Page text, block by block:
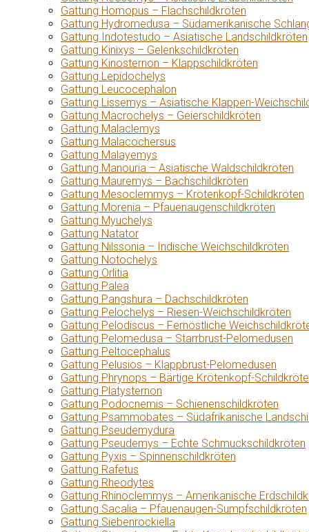
Gattung Homopus – Flachschildkröten
Gattung Hydromedusa – Südamerikanische
Gattung Indotestudo – Asiatische Landschildkröten
Gattung Kinixys – Gelenkschildkröten
Gattung Kinosternon – Klappschildkröten
Gattung Lepidochelys
Gattung Leucocephalon
Gattung Lissemys – Asiatische Klappen-
Gattung Macrochelys – Geierschildkröten
Gattung Malaclemys
Gattung Malacochersus
Gattung Malayemys
Gattung Manouria – Asiatische Waldschildkröten
Gattung Mauremys – Bachschildkröten
Gattung Mesoclemmys – Krötenkopf-Schildkröten
Gattung Morenia – Pfauenaugenschildkröten
Gattung Myuchelys
Gattung Natator
Gattung Nilssonia – Indische Weichschildkröten
Gattung Notochelys
Gattung Orlitia
Gattung Palea
Gattung Pangshura – Dachschildkröten
Gattung Pelochelys – Riesen-Weichschildkröten
Gattung Pelodiscus – Fernöstliche
Gattung Pelomedusa – Starrbrust-Pelomedusen
Gattung Peltocephalus
Gattung Pelusios – Klappbrust-Pelomedusen
Gattung Phrynops – Bärtige Krötenkopf-
Gattung Platysternon
Gattung Podocnemis – Schienenschildkröten
Gattung Psammobates – Südafrikanische
Gattung Pseudemydura
Gattung Pseudemys – Echte Schmuckschildkröten
Gattung Pyxis – Spinnenschildkröten
Gattung Rafetus
Gattung Rheodytes
Gattung Rhinoclemmys – Amerikanische
Gattung Sacalia – Pfauenaugen-Sumpfschildkröten
Gattung Siebenrockiella